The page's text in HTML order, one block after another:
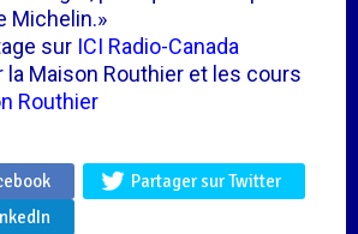
Michelin.»
sur ICI Radio-Canada
la Maison Routhier et les cours
Routhier
Partager sur Twitter